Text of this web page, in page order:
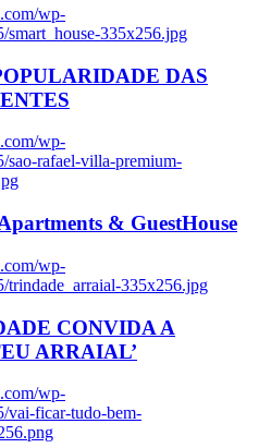
wp-
smart_house-335x256.jpg
DAS
wp-
sao-rafael-villa-premium-
& GuestHouse
wp-
trindade_arraial-335x256.jpg
CONVIDA A
ARRAIAL’
wp-
vai-ficar-tudo-bem-